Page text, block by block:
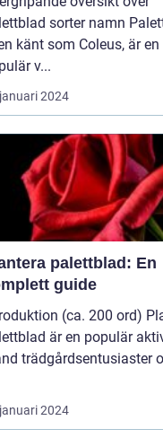
sorter namn Palettblad,
känt som Coleus, är en
v...
2024
palettblad: En
guide
(ca. 200 ord)
är en populär
trädgårdsentusiaster
2024